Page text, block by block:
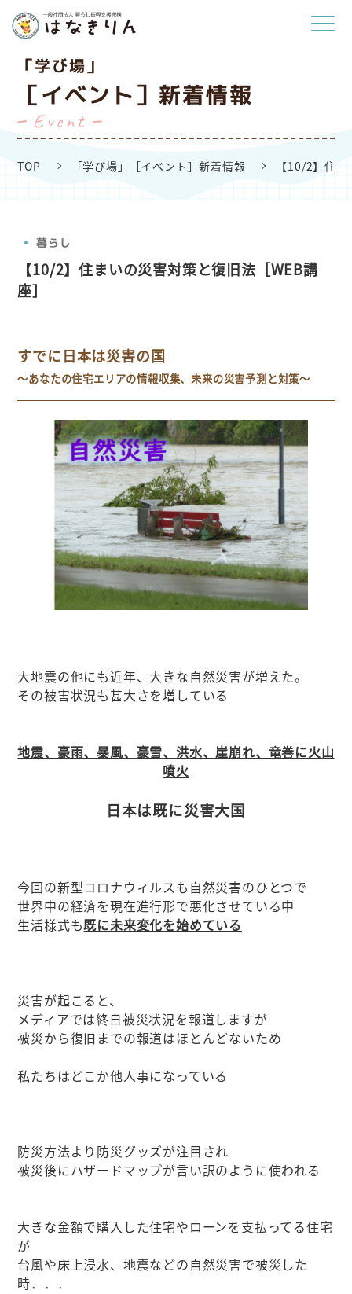
「学び場」
［イベント］新着情報
Event
TOP 「学び場」［イベント］新着情報 【10/2】住
暮らし
【10/2】住まいの災害対策と復旧法［WEB講
座］
すでに日本は災害の国
～あなたの住宅エリアの情報収集、未来の災害予測と対策～
大地震の他にも近年、大きな自然災害が増えた。
その被害状況も甚大さを増している
地震、豪雨、暴風、豪雪、洪水、崖崩れ、竜巻に火山
噴火
日本は既に災害大国
今回の新型コロナウィルスも自然災害のひとつで
世界中の経済を現在進行形で悪化させている中
生活様式も既に未来変化を始めている
災害が起こると、
メディアでは終日被災状況を報道しますが
被災から復旧までの報道はほとんどないため
私たちはどこか他人事になっている
防災方法より防災グッズが注目され
被災後にハザードマップが言い訳のように使われる
大きな金額で購入した住宅やローンを支払ってる住宅
が
台風や床上浸水、地震などの自然災害で被災した
時．．．